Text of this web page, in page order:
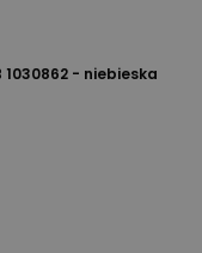
1030862 - niebieska